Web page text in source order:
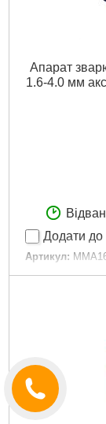
Апарат
1.6-4.0 мм
Додати до
Артикул:
Код товару:
Діаметр